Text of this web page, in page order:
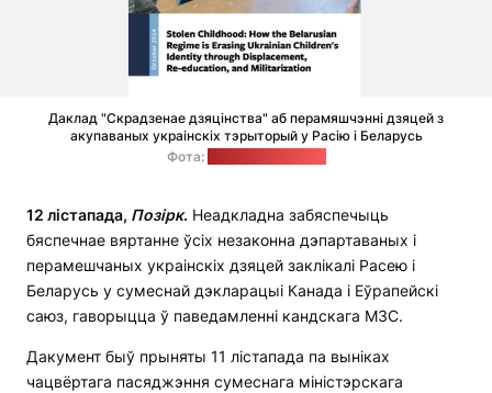
Даклад "Скрадзенае дзяцінства" аб перамяшчэнні дзяцей з
акупаваных украінскіх тэрыторый у Расію і Беларусь
Фота:
12 лістапада, Позірк. Неадкладна забяспечыць
бяспечнае вяртанне ўсіх незаконна дэпартаваных і
перамешчаных украінскіх дзяцей заклікалі Расею і
Беларусь у сумеснай дэкларацыі Канада і Еўрапейскі
саюз, гаворыцца ў паведамленні кандскага МЗС.
Дакумент быў прыняты 11 лістапада па выніках
чацвёртага пасяджэння сумеснага міністэрскага